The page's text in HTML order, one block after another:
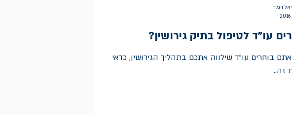
עו"ד לטיפול בתיק גירושין?
בוחרים עו"ד שילווה אתכם בתהליך הגירושין, כדאי
זה..
ויגלר